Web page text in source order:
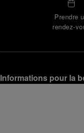
Prendre
rendez-
Informations pour la